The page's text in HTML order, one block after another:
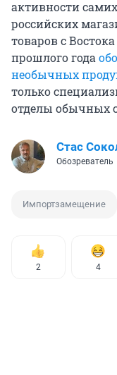
активности
российских
товаров с
прошлого года
необычных
только
отделы обычных
Стас
Обозреватель
Импортзамещение
2 4